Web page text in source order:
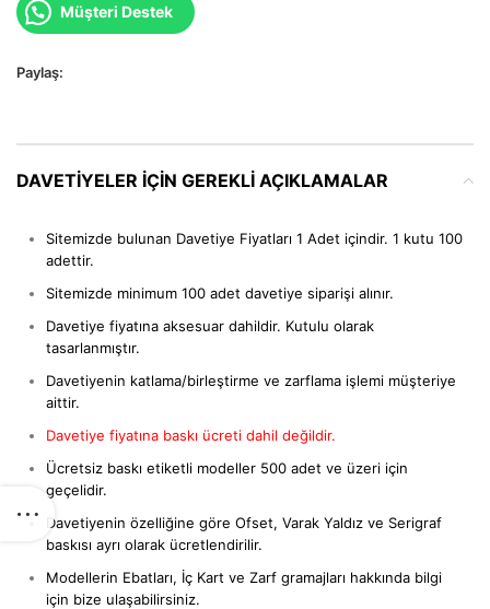
Müşteri Destek
Paylaş:
DAVETIYELER IÇIN GEREKLI AÇIKLAMALAR
Sitemizde bulunan Davetiye Fiyatları 1 Adet içindir. 1 kutu 100
adettir.
Sitemizde minimum 100 adet davetiye siparişi alınır.
Davetiye fiyatına aksesuar dahildir. Kutulu olarak
tasarlanmıştır.
Davetiyenin katlama/birleştirme ve zarflama işlemi müşteriye
aittir.
Davetiye fiyatına baskı ücreti dahil değildir.
Ücretsiz baskı etiketli modeller 500 adet ve üzeri için
geçelidir.
Davetiyenin özelliğine göre Ofset, Varak Yaldız ve Serigraf
baskısı ayrı olarak ücretlendirilir.
Modellerin Ebatları, İç Kart ve Zarf gramajları hakkında bilgi
için bize ulaşabilirsiniz.